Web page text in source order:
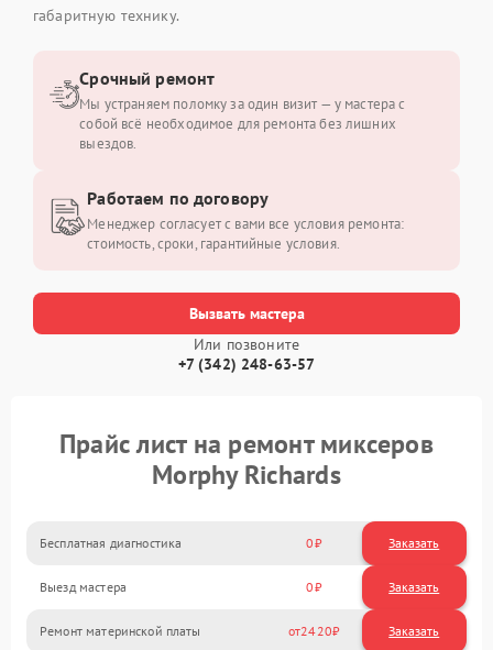
габаритную технику.
Вызвать мастера
Или позвоните
+7 (342) 248-63-57
Срочный ремонт
Мы устраняем поломку за один визит — у мастера с
собой всё необходимое для ремонта без лишних
выездов.
Работаем по договору
Менеджер согласует с вами все условия ремонта:
стоимость, сроки, гарантийные условия.
Прайс лист на ремонт миксеров
Morphy Richards
Бесплатная диагностика 0 Заказать
Выезд мастера 0 Заказать
Ремонт материнской платы 2420